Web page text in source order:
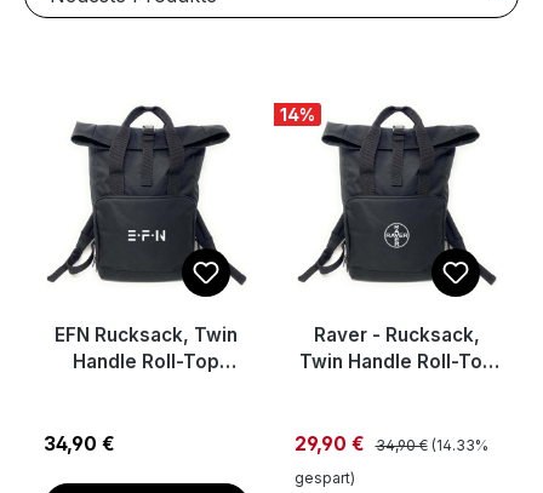
EFN Rucksack, Twin
Handle Roll-Top
Regulärer Preis:
34,90 €
14%
Raver - Rucksack,
Twin Handle Roll-Top
Verkaufspreis:
29,90 € Regulärer Preis:
34,90 € (14.33%
gespart)